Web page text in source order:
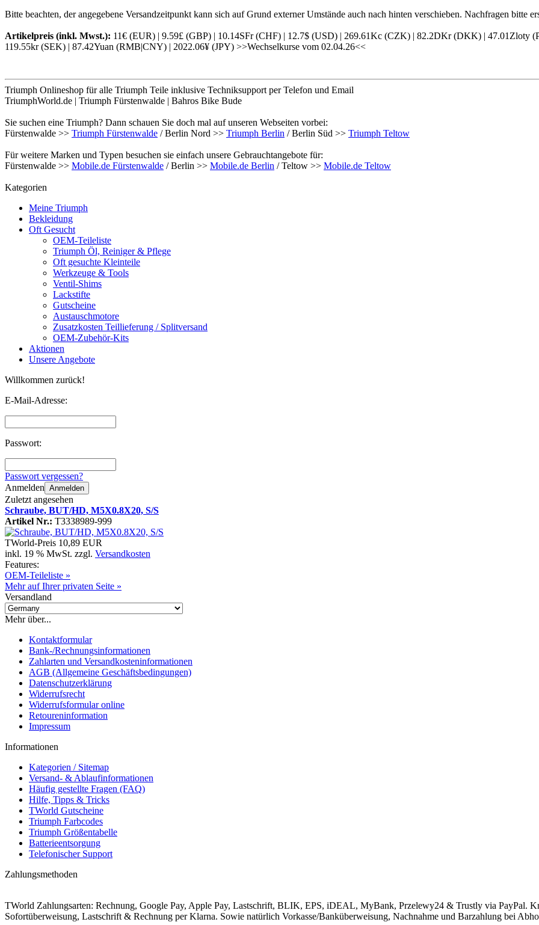
Bitte beachten, der angegebene Versandzeitpunkt kann sich auf Grund externer Umstände auch nach hinten verschieben. Nachfragen bitte
Artikelpreis (inkl. Mwst.): 11€ (EUR) | 9.59£ (GBP) | 10.14SFr (CHF) | 12.7$ (USD) | 269.61Kc (CZK) | 82.2DKr (DKK) |
119.55kr (SEK) | 87.42Yuan (RMB|CNY) | 2022.06¥ (JPY) >>Wechselkurse vom 02.04.26<<
Triumph Onlineshop für alle Triumph Teile inklusive Techniksupport per Telefon und Email
TriumphWorld.de | Triumph Fürstenwalde | Bahros Bike Bude
Sie suchen eine Triumph? Dann schauen Sie doch mal auf unseren Webseiten vorbei:
Fürstenwalde >> Triumph Fürstenwalde / Berlin Nord >> Triumph Berlin / Berlin Süd >> Triumph Teltow
Für weitere Marken und Typen besuchen sie einfach unsere Gebrauchtangebote für:
Fürstenwalde >> Mobile.de Fürstenwalde / Berlin >> Mobile.de Berlin / Teltow >> Mobile.de Teltow
Kategorien
Meine Triumph
Bekleidung
Oft Gesucht
OEM-Teileliste
Triumph Öl, Reiniger & Pflege
Oft gesuchte Kleinteile
Werkzeuge & Tools
Ventil-Shims
Lackstifte
Gutscheine
Austauschmotore
Zusatzkosten Teillieferung / Splitversand
OEM-Zubehör-Kits
Aktionen
Unsere Angebote
Willkommen zurück!
E-Mail-Adresse:
Passwort:
Passwort vergessen?
Anmelden Anmelden
Zuletzt angesehen
Schraube, BUT/HD, M5X0.8X20, S/S
Artikel Nr.: T3338989-999
TWorld-Preis 10,89 EUR
inkl. 19 % MwSt. zzgl. Versandkosten
Features:
OEM-Teileliste »
Mehr auf Ihrer privaten Seite »
Versandland
Mehr über...
Kontaktformular
Bank-/Rechnungsinformationen
Zahlarten und Versandkosteninformationen
AGB (Allgemeine Geschäftsbedingungen)
Datenschutzerklärung
Widerrufsrecht
Widerrufsformular online
Retoureninformation
Impressum
Informationen
Kategorien / Sitemap
Versand- & Ablaufinformationen
Häufig gestellte Fragen (FAQ)
Hilfe, Tipps & Tricks
TWorld Gutscheine
Triumph Farbcodes
Triumph Größentabelle
Batterieentsorgung
Telefonischer Support
Zahlungsmethoden
TWorld Zahlungsarten: Rechnung, Google Pay, Apple Pay, Lastschrift, BLIK, EPS, iDEAL, MyBank, Przelewy24 & Trustly via PayPal.
Sofortüberweisung, Lastschrift & Rechnung per Klarna. Sowie natürlich Vorkasse/Banküberweisung, Nachnahme und Barzahlung bei